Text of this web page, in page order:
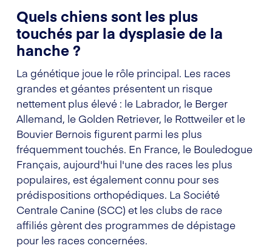
Quels chiens sont les plus
touchés par la dysplasie de la
hanche ?
La génétique joue le rôle principal. Les races
grandes et géantes présentent un risque
nettement plus élevé : le Labrador, le Berger
Allemand, le Golden Retriever, le Rottweiler et le
Bouvier Bernois figurent parmi les plus
fréquemment touchés. En France, le Bouledogue
Français, aujourd'hui l'une des races les plus
populaires, est également connu pour ses
prédispositions orthopédiques. La Société
Centrale Canine (SCC) et les clubs de race
affiliés gèrent des programmes de dépistage
pour les races concernées.